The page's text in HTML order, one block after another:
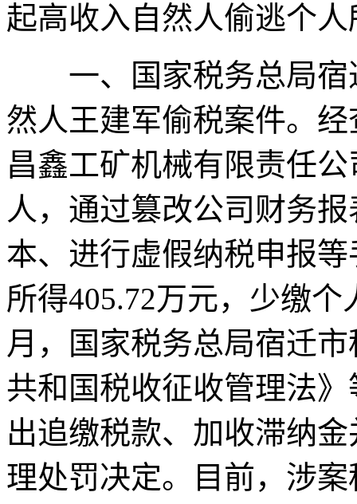
起高收入自然人偷逃个
一、国家税务总局宿
然人王建军偷税案件。
昌鑫工矿机械有限责任
人，通过篡改公司财务
本、进行虚假纳税申报
所得405.72万元，少缴个
月，国家税务总局宿迁
共和国税收征收管理法
出追缴税款、加收滞纳
理处罚决定。目前，涉